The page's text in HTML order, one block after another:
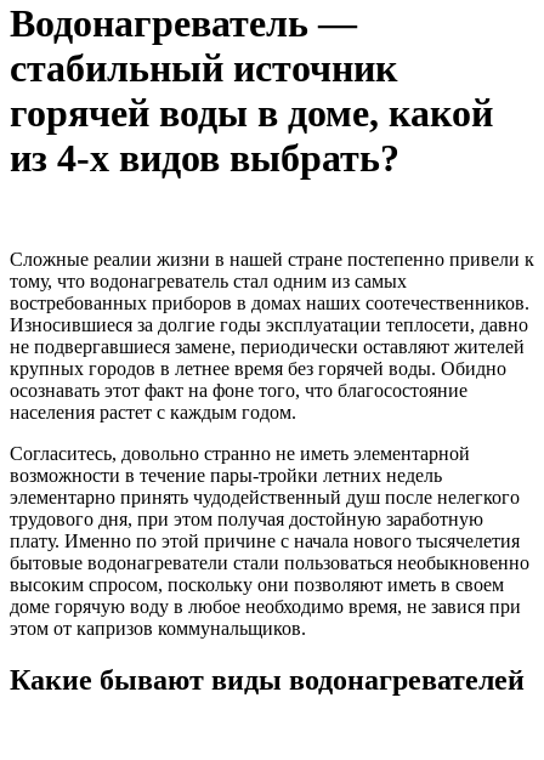
Водонагреватель —
стабильный источник
горячей воды в доме, какой
из 4-х видов выбрать?
Сложные реалии жизни в нашей стране постепенно привели к
тому, что водонагреватель стал одним из самых
востребованных приборов в домах наших соотечественников.
Износившиеся за долгие годы эксплуатации теплосети, давно
не подвергавшиеся замене, периодически оставляют жителей
крупных городов в летнее время без горячей воды. Обидно
осознавать этот факт на фоне того, что благосостояние
населения растет с каждым годом.
Согласитесь, довольно странно не иметь элементарной
возможности в течение пары-тройки летних недель
элементарно принять чудодейственный душ после нелегкого
трудового дня, при этом получая достойную заработную
плату. Именно по этой причине с начала нового тысячелетия
бытовые водонагреватели стали пользоваться необыкновенно
высоким спросом, поскольку они позволяют иметь в своем
доме горячую воду в любое необходимо время, не завися при
этом от капризов коммунальщиков.
Какие бывают виды водонагревателей